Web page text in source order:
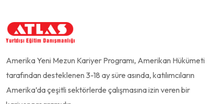
Amerika Yeni Mezun Kariyer Programı, Amerikan Hükümeti
tarafından desteklenen 3-18 ay süre asında, katılımcıların
Amerika’da çeşitli sektörlerde çalışmasına izin veren bir